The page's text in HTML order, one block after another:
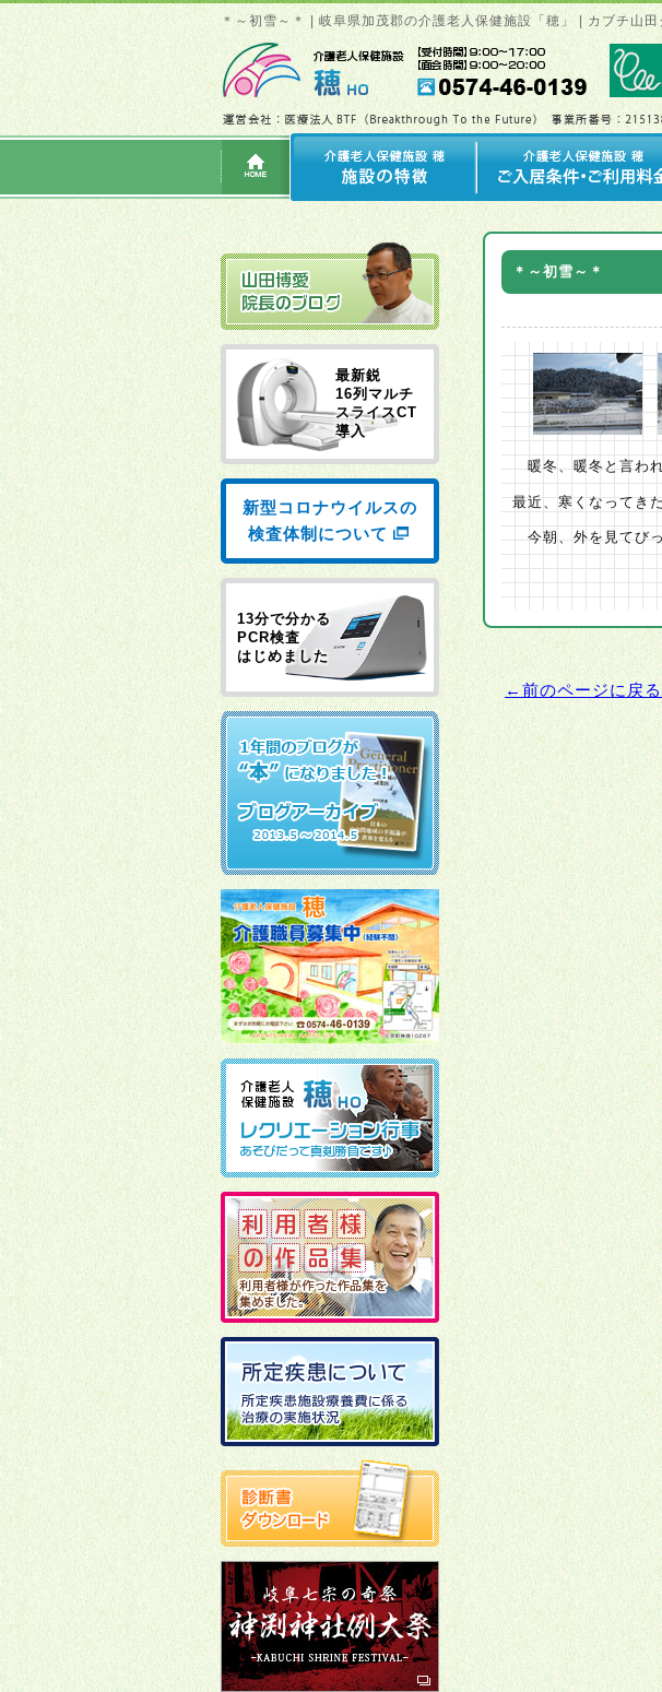
＊～初雪～＊ | 岐阜県加茂郡の介護老人保健施設「穂」 | カブチ山
＊～初雪～＊
暖冬、暖冬と言わ
最近、寒くなってき
今朝、外を見てびっ
←前のページに戻る
最新鋭
16列マルチ
スライスCT
導入
新型コロナウイルスの
検査体制について
13分で分かる
PCR検査
はじめました